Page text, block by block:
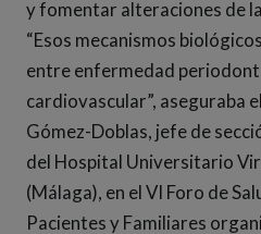
y fomentar alteraciones de
“Esos mecanismos
entre enfermedad
cardiovascular”, aseguraba
Gómez-Doblas, jefe de
del Hospital Universitario
(Málaga), en el VI Foro de
Pacientes y Familiares